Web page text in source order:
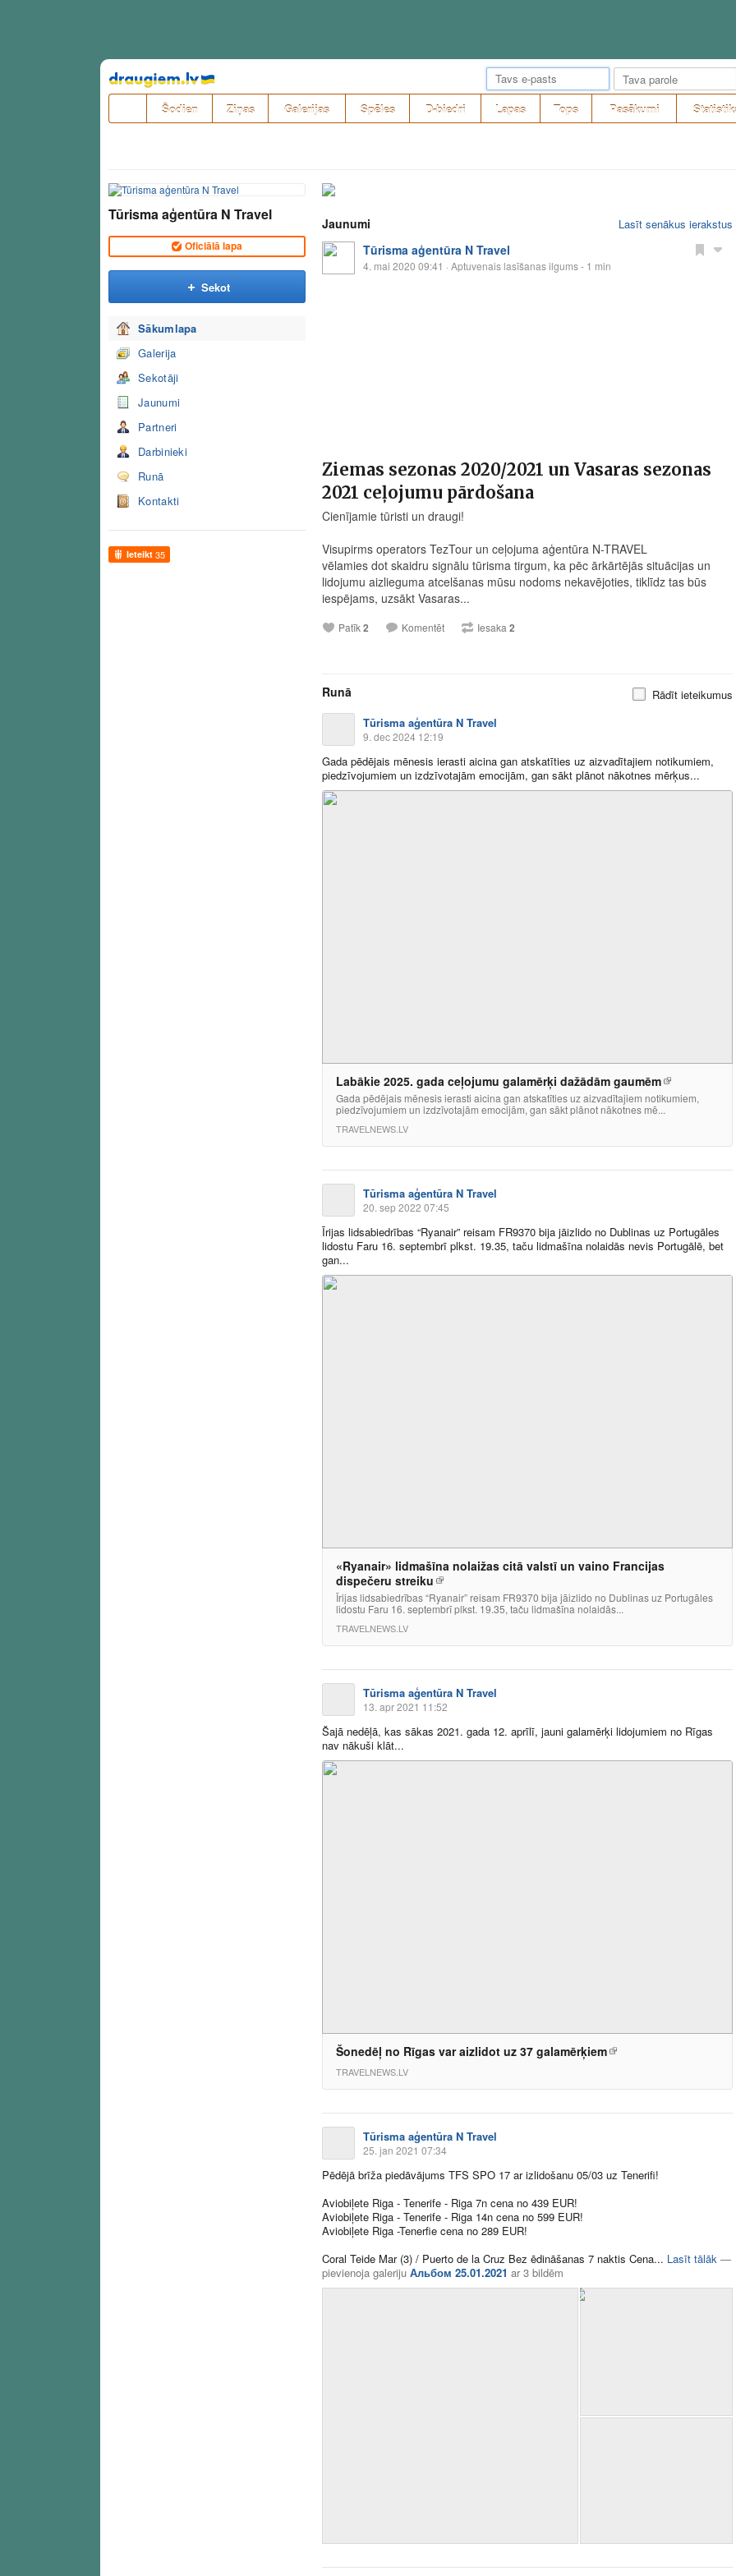
Pāriet
uz
saturu
Šodien Ziņas Galerijas Spēles D-biedri Lapas Tops Pasākumi
Tūrisma aģentūra N Travel
Oficiālā lapa
Sekot
Sākumlapa
Galerija
Sekotāji
Jaunumi
Partneri
Darbinieki
Runā
Kontakti
Ieteikt 35
Jaunumi Lasīt senākus ierakstus
Tūrisma aģentūra N Travel
4. mai 2020 09:41 · Aptuvenais lasīšanas ilgums - 1 min
Ziemas sezonas 2020/2021 un Vasaras sezonas
2021 ceļojumu pārdošana
Cienījamie tūristi un draugi!
Visupirms operators TezTour un ceļojuma aģentūra N-TRAVEL
vēlamies dot skaidru signālu tūrisma tirgum, ka pēc ārkārtējās situācijas un
lidojumu aizlieguma atcelšanas mūsu nodoms nekavējoties, tiklīdz tas būs
iespējams, uzsākt Vasaras...
Patīk2 Komentēt Iesaka 2
Runā
Rādīt ieteikumus
Tūrisma aģentūra N Travel
9. dec 2024 12:19
Gada pēdējais mēnesis ierasti aicina gan atskatīties uz aizvadītajiem notikumiem,
piedzīvojumiem un izdzīvotajām emocijām, gan sākt plānot nākotnes mērķus...
Labākie 2025. gada ceļojumu galamērķi dažādām gaumēm
Gada pēdējais mēnesis ierasti aicina gan atskatīties uz aizvadītajiem notikumiem,
piedzīvojumiem un izdzīvotajām emocijām, gan sākt plānot nākotnes mē...
TRAVELNEWS.LV
Tūrisma aģentūra N Travel
20. sep 2022 07:45
Īrijas lidsabiedrības “Ryanair” reisam FR9370 bija jāizlido no Dublinas uz Portugāles
lidostu Faru 16. septembrī plkst. 19.35, taču lidmašīna nolaidās nevis Portugālē, bet
gan...
«Ryanair» lidmašīna nolaižas citā valstī un vaino Francijas
dispečeru streiku
Īrijas lidsabiedrības “Ryanair” reisam FR9370 bija jāizlido no Dublinas uz Portugāles
lidostu Faru 16. septembrī plkst. 19.35, taču lidmašīna nolaidās...
TRAVELNEWS.LV
Tūrisma aģentūra N Travel
13. apr 2021 11:52
Šajā nedēļā, kas sākas 2021. gada 12. aprīlī, jauni galamērķi lidojumiem no Rīgas
nav nākuši klāt...
Šonedēļ no Rīgas var aizlidot uz 37 galamērķiem
TRAVELNEWS.LV
Tūrisma aģentūra N Travel
25. jan 2021 07:34
Pēdējā brīža piedāvājums TFS SPO 17 ar izlidošanu 05/03 uz Tenerifi!
Aviobiļete Riga - Tenerife - Riga 7n cena no 439 EUR!
Aviobiļete Riga - Tenerife - Riga 14n cena no 599 EUR!
Aviobiļete Riga -Tenerfie cena no 289 EUR!
Coral Teide Mar (3) / Puerto de la Cruz Bez ēdināšanas 7 naktis Cena​... Lasīt tālāk —
pievienoja galeriju Альбом 25.01.2021 ar3 bildēm